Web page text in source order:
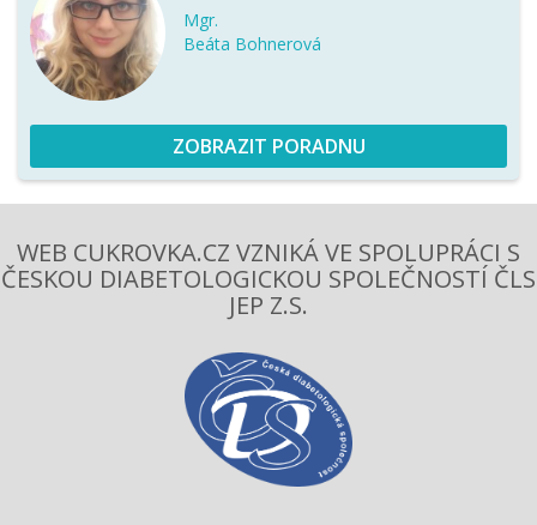
Mgr.
Beáta Bohnerová
ZOBRAZIT PORADNU
WEB CUKROVKA.CZ VZNIKÁ VE SPOLUPRÁCI S
ČESKOU DIABETOLOGICKOU SPOLEČNOSTÍ ČLS
JEP Z.S.